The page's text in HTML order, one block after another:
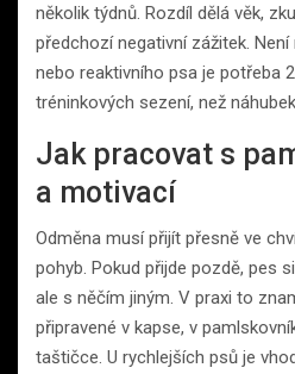
několik týdnů. Rozdíl dělá věk,
předchozí negativní zážitek.
nebo reaktivního psa je potřeba
tréninkových sezení, než
Jak pracovat s
a motivací
Odměna musí přijít přesně ve
pohyb. Pokud přijde pozdě, pes
ale s něčím jiným. V praxi to
připravené v kapse, v
taštičce. U rychlejších psů je